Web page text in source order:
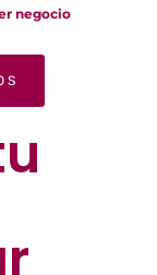
negocio